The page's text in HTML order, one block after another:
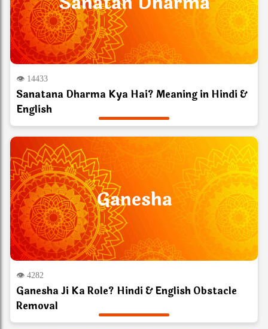
👁 14433
Sanatana Dharma Kya Hai? Meaning in Hindi &
English
Ganesha
👁 4282
Ganesha Ji Ka Role? Hindi & English Obstacle
Removal